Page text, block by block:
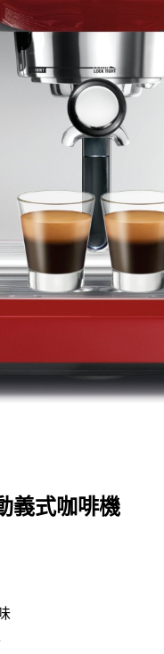
義式咖啡機